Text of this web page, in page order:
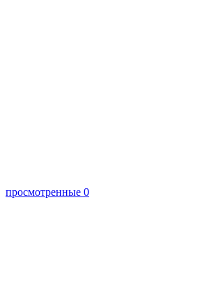
просмотренные 0